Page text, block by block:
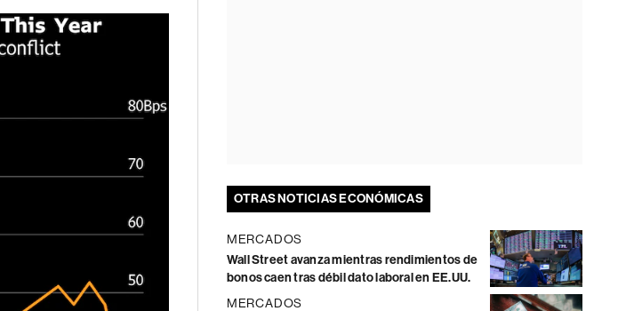
OTRAS NOTICIAS ECONÓMICAS
MERCADOS
Wall Street avanza mientras rendimientos de
bonos caen tras débil dato laboral en EE.UU.
MERCADOS